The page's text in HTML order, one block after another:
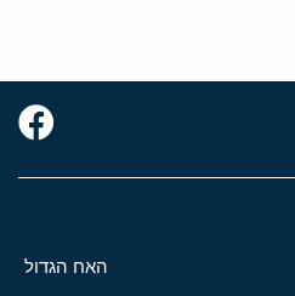
האח הגדול